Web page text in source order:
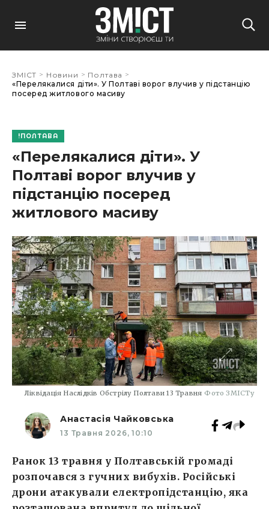
ЗМІСТ > Новини > Полтава >
«Перелякалися діти». У Полтаві ворог влучив у підстанцію
посеред житлового масиву
ПОЛТАВА
«Перелякалися діти». У
Полтаві ворог влучив у
підстанцію посеред
житлового масиву
Ліквідація Наслідків Обстрілу Полтави 13 Травня Фото ЗМІСТу
Анастасія Чайковська
13 Травня 2026, 10:10
Ранок 13 травня у Полтавській громаді
розпочався з гучних вибухів. Російські
дрони атакували електропідстанцію, яка